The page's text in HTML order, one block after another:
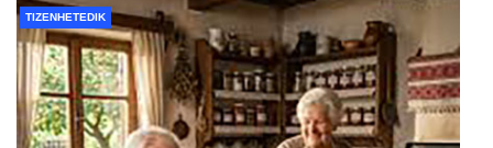
TIZENHETEDIK